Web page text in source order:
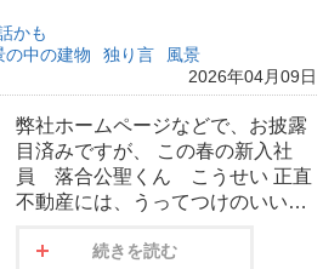
かも
の中の建物
独り言
風景
2026年04月09日
弊社ホームページなどで、お披露
目済みですが、 この春の新入社
員 落合公聖くん こうせい 正直
不動産には、うってつけのいい…
続きを読む